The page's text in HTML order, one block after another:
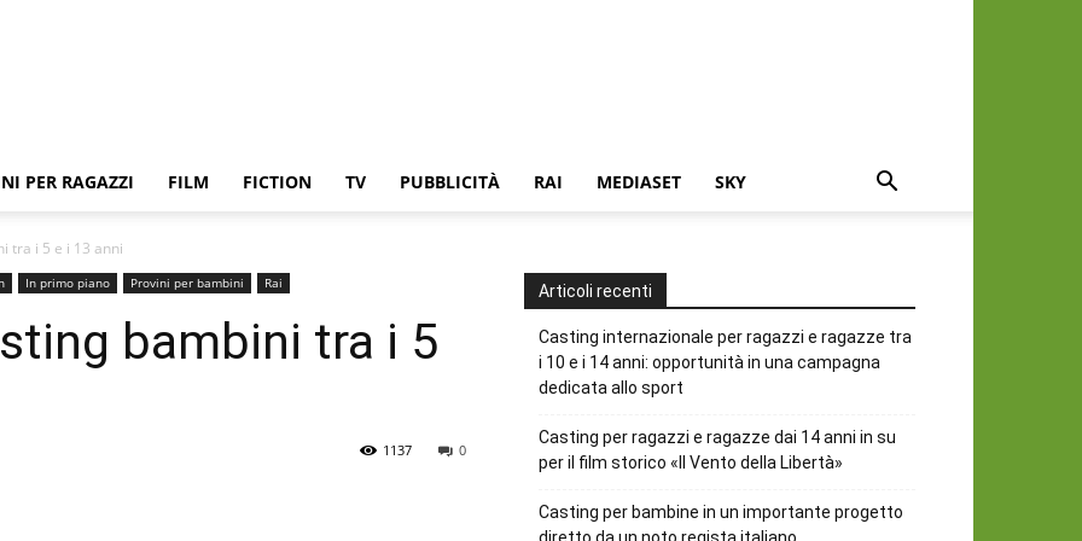
PER RAGAZZI FILM FICTION TV PUBBLICITÀ RAI MEDIASET SKY
tra i 5 e i 13 anni
In primo piano Provini per bambini Rai
bambini tra i 5
0
1137
Articoli recenti
Casting internazionale per ragazzi e ragazze tra
i 10 e i 14 anni: opportunità in una campagna
dedicata allo sport
Casting per ragazzi e ragazze dai 14 anni in su
per il film storico «Il Vento della Libertà»
Casting per bambine in un importante progetto